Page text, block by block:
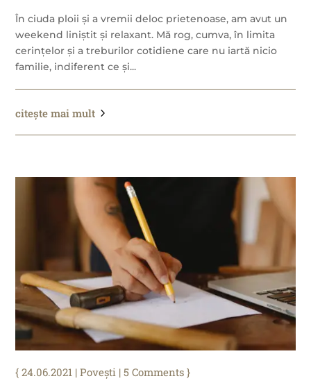
În ciuda ploii și a vremii deloc prietenoase, am avut un
weekend liniștit și relaxant. Mă rog, cumva, în limita
cerințelor și a treburilor cotidiene care nu iartă nicio
familie, indiferent ce și...
citește mai mult
24.06.2021 |Povești | 5 Comments